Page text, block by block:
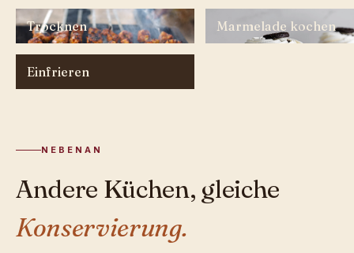
Trocknen Marmelade kochen
Einfrieren
NEBENAN
Andere Küchen, gleiche
Konservierung.